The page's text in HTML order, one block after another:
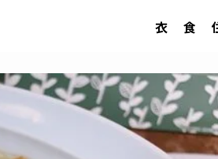
衣 食